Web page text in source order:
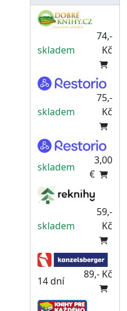
skladem
74,-
Kč
skladem
75,-
Kč
skladem
3,00
€
skladem
59,-
Kč
14 dní
89,- Kč